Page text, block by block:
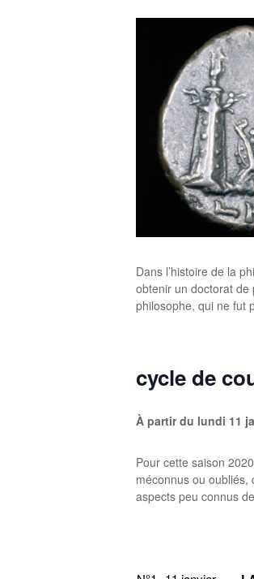
Dans l’histoire de la
obtenir un doctorat de
philosophe, qui ne fut
cycle de
À partir du lundi 11
Pour cette saison
méconnus ou
aspects peu connus